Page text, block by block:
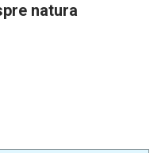
natura